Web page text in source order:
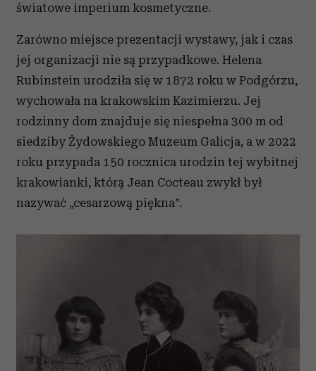
światowe imperium kosmetyczne.
Zarówno miejsce prezentacji wystawy, jak i czas
jej organizacji nie są przypadkowe. Helena
Rubinstein urodziła się w 1872 roku w Podgórzu,
wychowała na krakowskim Kazimierzu. Jej
rodzinny dom znajduje się niespełna 300 m od
siedziby Żydowskiego Muzeum Galicja, a w 2022
roku przypada 150 rocznica urodzin tej wybitnej
krakowianki, którą Jean Cocteau zwykł był
nazywać „cesarzową piękna”.